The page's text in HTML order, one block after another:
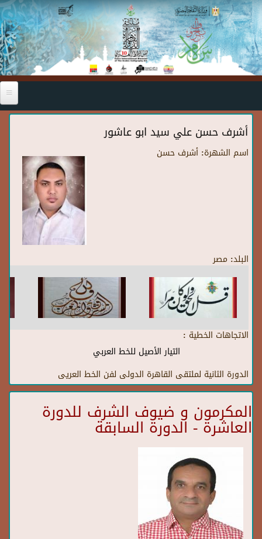
Skip to main content
أشرف حسن علي سيد ابو عاشور
اسم الشهرة: أشرف حسن
البلد: مصر
الاتجاهات الخطية :
التيار الأصيل للخط العربي
الدورة الثانية لملتقى القاهرة الدولى لفن الخط العريى
المكرمون و ضيوف الشرف للدورة
العاشرة - الدورة السابقة